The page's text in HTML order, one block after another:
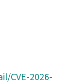
CVE-2026-